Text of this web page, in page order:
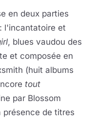
en deux parties
l'incantatoire et
, blues vaudou des
et composée en
(huit albums
tout
par Blossom
présence de titres